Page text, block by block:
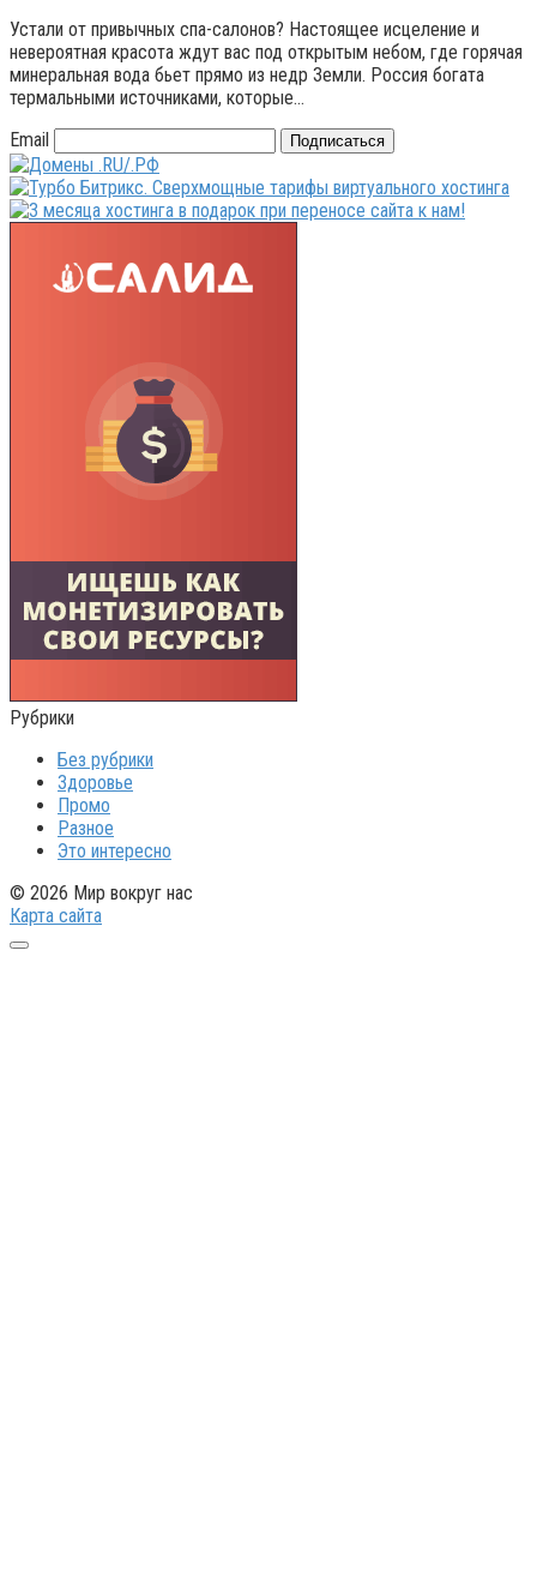
Устали от привычных спа-салонов? Настоящее исцеление и
невероятная красота ждут вас под открытым небом, где горячая
минеральная вода бьет прямо из недр Земли. Россия богата
термальными источниками, которые…
Email
Подписаться
Рубрики
Без рубрики
Здоровье
Промо
Разное
Это интересно
© 2026 Мир вокруг нас
Карта сайта